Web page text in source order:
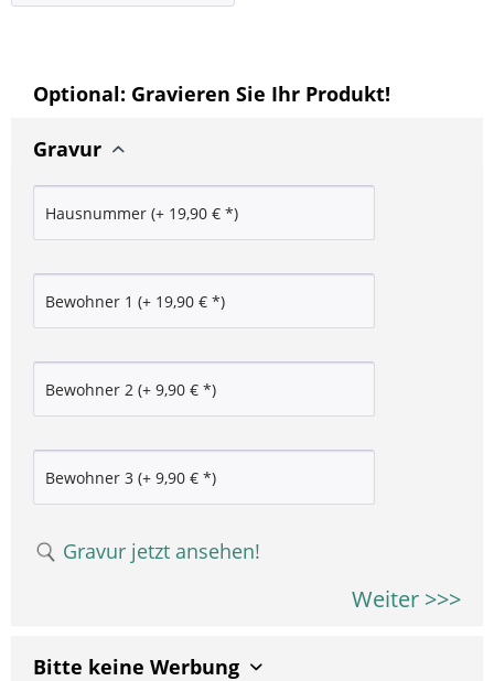
Optional: Gravieren Sie Ihr Produkt!
Gravur
Gravur jetzt ansehen!
Weiter >>>
Bitte keine Werbung